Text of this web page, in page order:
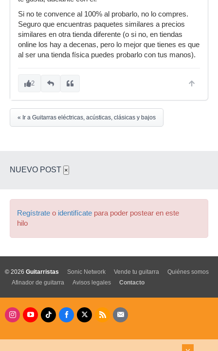
Si no te convence al 100% al probarlo, no lo compres.
Seguro que encuentras paquetes similares a precios
similares en otra tienda diferente (o si no, en tiendas
online los hay a decenas, pero lo mejor que tienes es que
al ser una tienda física puedes probarlo con tus manos).
2
« Ir a Guitarras eléctricas, acústicas, clásicas y bajos
NUEVO POST ×
Regístrate o identifícate para poder postear en este
hilo
© 2026 Guitarristas Sonic Network Vende tu guitarra
Quiénes somos
Afinador de guitarra
Avisos legales Contacto